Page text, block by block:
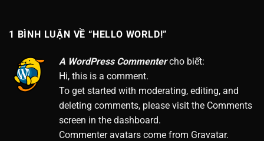
1 BÌNH LUẬN VỀ “HELLO WORLD!”
A WordPress Commenter cho biết:
Hi, this is a comment.
To get started with moderating, editing, and
deleting comments, please visit the Comments
screen in the dashboard.
Commenter avatars come from Gravatar.